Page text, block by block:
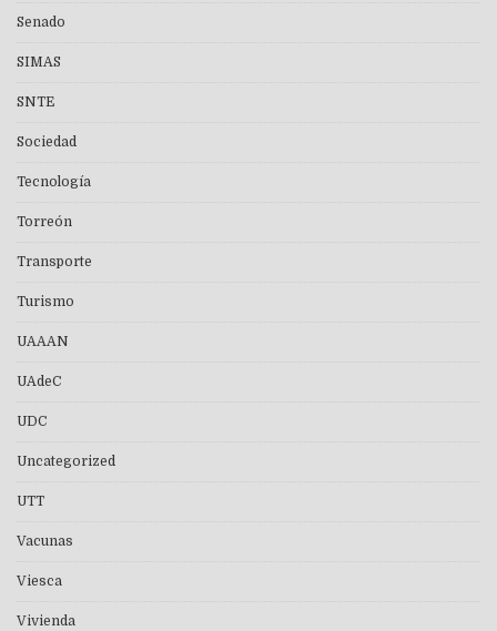
Senado
SIMAS
SNTE
Sociedad
Tecnología
Torreón
Transporte
Turismo
UAAAN
UAdeC
UDC
Uncategorized
UTT
Vacunas
Viesca
Vivienda